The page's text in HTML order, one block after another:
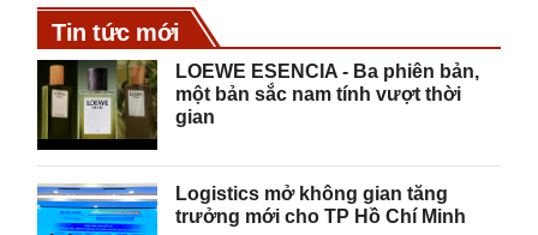
Tin tức mới
LOEWE ESENCIA - Ba phiên bản,
một bản sắc nam tính vượt thời
gian
Logistics mở không gian tăng
trưởng mới cho TP Hồ Chí Minh